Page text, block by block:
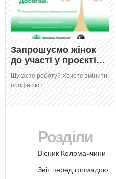
Запрошуємо жінок
до участі у проєкті…
Шукаєте роботу? Хочете змінити
професію?…
Розділи
Вісник Коломаччини
Звіт перед громадою